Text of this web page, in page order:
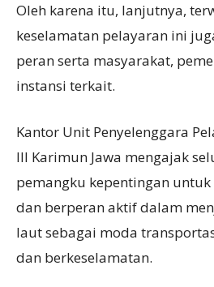
Oleh karena itu, lanjutnya,
keselamatan pelayaran ini
peran serta masyarakat,
instansi terkait.
Kantor Unit Penyelenggara
III Karimun Jawa mengajak
pemangku kepentingan
dan berperan aktif dalam
laut sebagai moda
dan berkeselamatan.